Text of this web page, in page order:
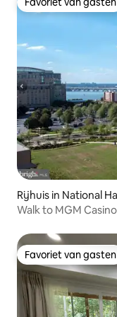
Favoriet van gasten
Rijhuis in National
Walk to MGM
Favoriet van gasten
Favoriet van gasten